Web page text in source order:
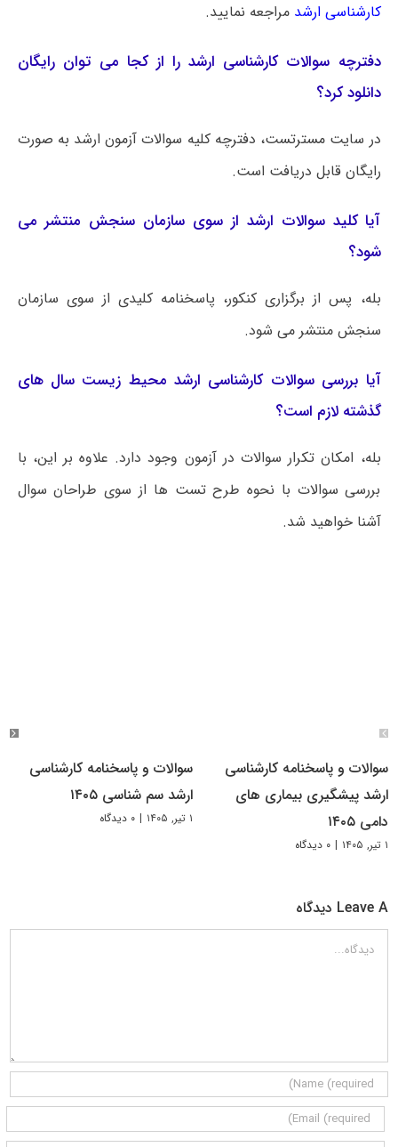
کارشناسی ارشد مراجعه نمایید.
دفترچه سوالات کارشناسی ارشد را از کجا می توان رایگان
دانلود کرد؟
در سایت مسترتست، دفترچه کلیه سوالات آزمون ارشد به صورت
رایگان قابل دریافت است.
آیا کلید سوالات ارشد از سوی سازمان سنجش منتشر می
شود؟
بله، پس از برگزاری کنکور، پاسخنامه کلیدی از سوی سازمان
سنجش منتشر می شود.
آیا بررسی سوالات کارشناسی ارشد محیط زیست سال های
گذشته لازم است؟
بله، امکان تکرار سوالات در آزمون وجود دارد. علاوه بر این، با
بررسی سوالات با نحوه طرح تست ها از سوی طراحان سوال
آشنا خواهید شد.
سوالات و پاسخنامه کارشناسی
ارشد پیشگیری بیماری های
دامی ۱۴۰۵
۱ تیر, ۱۴۰۵ | ۰ دیدگاه
سوالات و پاسخنامه کارشناسی
ارشد سم شناسی ۱۴۰۵
۱ تیر, ۱۴۰۵ | ۰ دیدگاه
Leave A دیدگاه
دیدگاه